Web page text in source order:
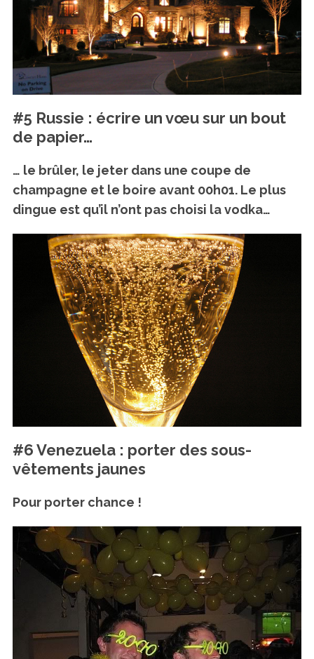
#5 Russie : écrire un vœu sur un bout
de papier…
… le brûler, le jeter dans une coupe de
champagne et le boire avant 00h01. Le plus
dingue est qu’il n’ont pas choisi la vodka…
#6 Venezuela : porter des sous-
vêtements jaunes
Pour porter chance !